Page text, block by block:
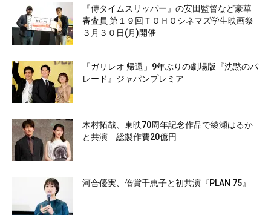
『侍タイムスリッパー』の安田監督など豪華
審査員 第１９回ＴＯＨＯシネマズ学生映画祭
３月３０日(月)開催
「ガリレオ 帰還」9年ぶりの劇場版『沈黙のパ
レード』ジャパンプレミア
木村拓哉、東映70周年記念作品で綾瀬はるか
と共演 総製作費20億円
河合優実、倍賞千恵子と初共演『PLAN 75』